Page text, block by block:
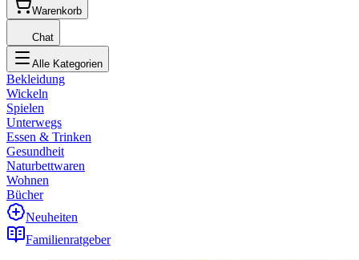
Warenkorb
Chat
Alle Kategorien
Bekleidung
Wickeln
Spielen
Unterwegs
Essen & Trinken
Gesundheit
Naturbettwaren
Wohnen
Bücher
Neuheiten
Familienratgeber